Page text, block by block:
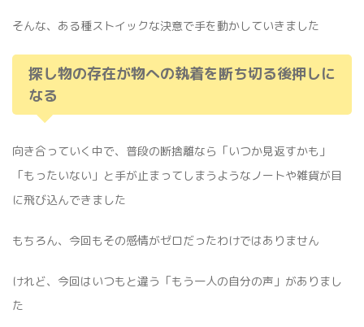
そんな、ある種ストイックな決意で手を動かしていきました
探し物の存在が物への執着を断ち切る後押しに
なる
向き合っていく中で、普段の断捨離なら「いつか見返すかも」
「もったいない」と手が止まってしまうようなノートや雑貨が目
に飛び込んできました
もちろん、今回もその感情がゼロだったわけではありません
けれど、今回はいつもと違う「もう一人の自分の声」がありまし
た